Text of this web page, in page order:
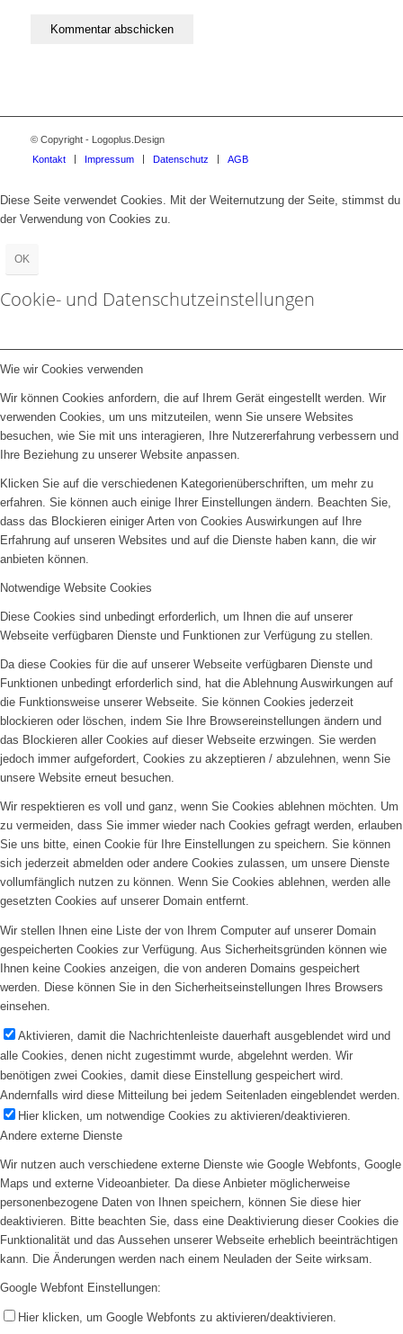
© Copyright - Logoplus.Design
Kontakt
Impressum Datenschutz AGB
Diese Seite verwendet Cookies. Mit der Weiternutzung der Seite, stimmst du
der Verwendung von Cookies zu.
OK
Cookie- und Datenschutzeinstellungen
Wie wir Cookies verwenden
Wir können Cookies anfordern, die auf Ihrem Gerät eingestellt werden. Wir
verwenden Cookies, um uns mitzuteilen, wenn Sie unsere Websites
besuchen, wie Sie mit uns interagieren, Ihre Nutzererfahrung verbessern und
Ihre Beziehung zu unserer Website anpassen.
Klicken Sie auf die verschiedenen Kategorienüberschriften, um mehr zu
erfahren. Sie können auch einige Ihrer Einstellungen ändern. Beachten Sie,
dass das Blockieren einiger Arten von Cookies Auswirkungen auf Ihre
Erfahrung auf unseren Websites und auf die Dienste haben kann, die wir
anbieten können.
Notwendige Website Cookies
Diese Cookies sind unbedingt erforderlich, um Ihnen die auf unserer
Webseite verfügbaren Dienste und Funktionen zur Verfügung zu stellen.
Da diese Cookies für die auf unserer Webseite verfügbaren Dienste und
Funktionen unbedingt erforderlich sind, hat die Ablehnung Auswirkungen auf
die Funktionsweise unserer Webseite. Sie können Cookies jederzeit
blockieren oder löschen, indem Sie Ihre Browsereinstellungen ändern und
das Blockieren aller Cookies auf dieser Webseite erzwingen. Sie werden
jedoch immer aufgefordert, Cookies zu akzeptieren / abzulehnen, wenn Sie
unsere Website erneut besuchen.
Wir respektieren es voll und ganz, wenn Sie Cookies ablehnen möchten. Um
zu vermeiden, dass Sie immer wieder nach Cookies gefragt werden, erlauben
Sie uns bitte, einen Cookie für Ihre Einstellungen zu speichern. Sie können
sich jederzeit abmelden oder andere Cookies zulassen, um unsere Dienste
vollumfänglich nutzen zu können. Wenn Sie Cookies ablehnen, werden alle
gesetzten Cookies auf unserer Domain entfernt.
Wir stellen Ihnen eine Liste der von Ihrem Computer auf unserer Domain
gespeicherten Cookies zur Verfügung. Aus Sicherheitsgründen können wie
Ihnen keine Cookies anzeigen, die von anderen Domains gespeichert
werden. Diese können Sie in den Sicherheitseinstellungen Ihres Browsers
einsehen.
Aktivieren, damit die Nachrichtenleiste dauerhaft ausgeblendet wird und
alle Cookies, denen nicht zugestimmt wurde, abgelehnt werden. Wir
benötigen zwei Cookies, damit diese Einstellung gespeichert wird.
Andernfalls wird diese Mitteilung bei jedem Seitenladen eingeblendet werden.
Hier klicken, um notwendige Cookies zu aktivieren/deaktivieren.
Andere externe Dienste
Wir nutzen auch verschiedene externe Dienste wie Google Webfonts, Google
Maps und externe Videoanbieter. Da diese Anbieter möglicherweise
personenbezogene Daten von Ihnen speichern, können Sie diese hier
deaktivieren. Bitte beachten Sie, dass eine Deaktivierung dieser Cookies die
Funktionalität und das Aussehen unserer Webseite erheblich beeinträchtigen
kann. Die Änderungen werden nach einem Neuladen der Seite wirksam.
Google Webfont Einstellungen:
Hier klicken, um Google Webfonts zu aktivieren/deaktivieren.